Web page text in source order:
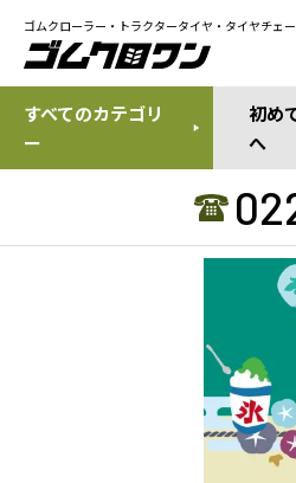
ゴムクローラー・トラクタータイヤ・タイヤチェ
すべてのカテゴリ
ー
初め
へ